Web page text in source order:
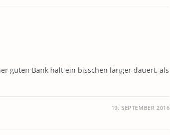
guten Bank halt ein bisschen länger dauert, als
19. SEPTEMBER 2016